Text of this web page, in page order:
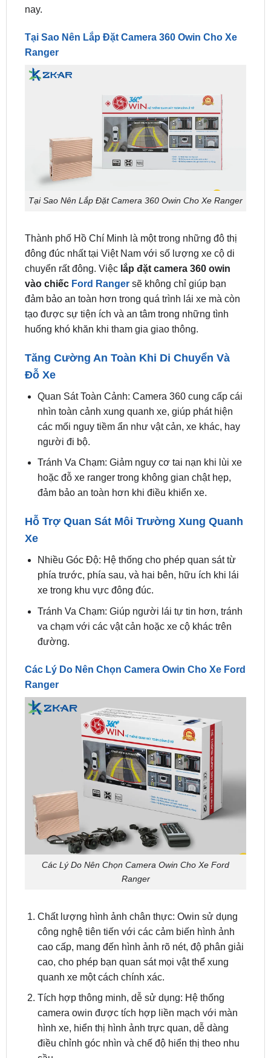
Tại Sao Nên Lắp Đặt Camera 360 Owin Cho Xe
Tại Sao Nên Lắp Đặt Camera 360 Owin Cho Xe Ranger
Thành phố Hồ Chí Minh là một trong những đô thị
chuyển rất đông. Việclắp đặt camera 360 owin
vào chiếcFord Rangersẽ không chỉ giúp bạn
đảm bảo an toàn hơn trong quá trình lái xe mà còn
tạo được sự tiện ích và an tâm trong những tình
huống khó khăn khi tham gia giao thông.
Tăng Cường An Toàn Khi Di Chuyển Và
Quan Sát Toàn Cảnh: Camera 360 cung cấp cái
nhìn toàn cảnh xung quanh xe, giúp phát hiện
các mối nguy tiềm ẩn như vật cản, xe khác, hay
người đi bộ.
Tránh Va Chạm: Giảm nguy cơ tai nạn khi lùi xe
hoặc đỗ xe ranger trong không gian chật hẹp,
đảm bảo an toàn hơn khi điều khiển xe.
Hỗ Trợ Quan Sát Môi Trường Xung Quanh
Nhiều Góc Độ: Hệ thống cho phép quan sát từ
phía trước, phía sau, và hai bên, hữu ích khi lái
xe trong khu vực đông đúc.
Tránh Va Chạm: Giúp người lái tự tin hơn, tránh
va chạm với các vật cản hoặc xe cộ khác trên
đường.
Các Lý Do Nên Chọn Camera Owin Cho Xe Ford
Các Lý Do Nên Chọn Camera Owin Cho Xe Ford
Ranger
Chất lượng hình ảnh chân thực: Owin sử dụng
cao cấp, mang đến hình ảnh rõ nét, độ phân giải
cao, cho phép bạn quan sát mọi vật thể xung
quanh xe một cách chính xác.
Tích hợp thông minh, dễ sử dụng: Hệ thống
camera owin được tích hợp liền mạch với màn
hình xe, hiển thị hình ảnh trực quan, dễ dàng
điều chỉnh góc nhìn và chế độ hiển thị theo nhu
cầu.
An toàn vượt trội, loại bỏ điểm mù: Camera 360